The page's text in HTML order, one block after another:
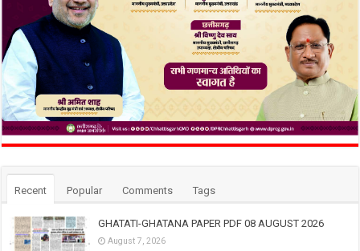
Recent Popular Comments Tags
GHATATI-GHATANA PAPER PDF 08 AUGUST 2026
August 7, 2026